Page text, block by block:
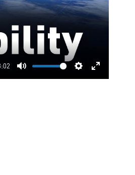
Mute Settings
Enter